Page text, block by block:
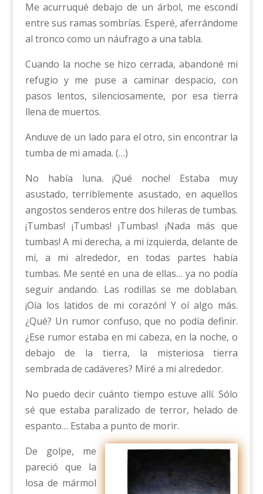
Me acurruqué debajo de un árbol, me escondí
entre sus ramas sombrías. Esperé, aferrándome
al tronco como un náufrago a una tabla.
Cuando la noche se hizo cerrada, abandoné mi
refugio y me puse a caminar despacio, con
pasos lentos, silenciosamente, por esa tierra
llena de muertos.
Anduve de un lado para el otro, sin encontrar la
tumba de mi amada. (…)
No había luna. ¡Qué noche! Estaba muy
asustado, terriblemente asustado, en aquellos
angostos senderos entre dos hileras de tumbas.
¡Tumbas! ¡Tumbas! ¡Tumbas! ¡Nada más que
tumbas! A mi derecha, a mi izquierda, delante de
mí, a mi alrededor, en todas partes había
tumbas. Me senté en una de ellas… ya no podía
seguir andando. Las rodillas se me doblaban.
¡Oía los latidos de mi corazón! Y oí algo más.
¿Qué? Un rumor confuso, que no podía definir.
¿Ese rumor estaba en mi cabeza, en la noche, o
debajo de la tierra, la misteriosa tierra
sembrada de cadáveres? Miré a mi alrededor.
No puedo decir cuánto tiempo estuve allí. Sólo
sé que estaba paralizado de terror, helado de
espanto… Estaba a punto de morir.
De golpe, me
pareció que la
losa de mármol